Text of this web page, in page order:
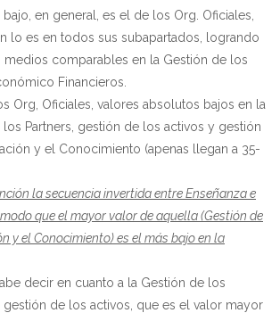
bajo, en general, es el de los Org. Oficiales,
lo es en todos sus subapartados, logrando
medios comparables en la Gestión de los
Financieros.
Org, Oficiales, valores absolutos bajos en la
Partners, gestión de los activos y gestión
y el Conocimiento (apenas llegan a 35-
la secuencia invertida entre Enseñanza e
que el mayor valor de aquella (Gestión de
y el Conocimiento) es el más bajo en la
decir en cuanto a la Gestión de los
gestión de los activos, que es el valor mayor